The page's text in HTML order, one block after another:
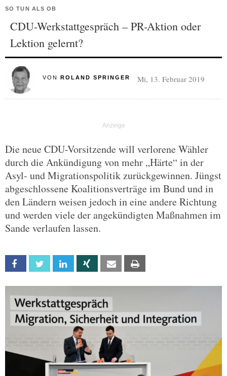
SO TUN ALS OB
CDU-Werkstattgespräch – PR-Aktion oder
Lektion gelernt?
VON ROLAND SPRINGER Mi, 13. Februar 2019
Die neue CDU-Vorsitzende will verlorene Wähler
durch die Ankündigung von mehr „Härte“ in der
Asyl- und Migrationspolitik zurückgewinnen. Jüngst
abgeschlossene Koalitionsverträge im Bund und in
den Ländern weisen jedoch in eine andere Richtung
und werden viele der angekündigten Maßnahmen im
Sande verlaufen lassen.
Facebook Twitter Linkedin Xing Email